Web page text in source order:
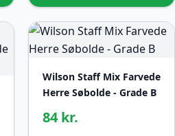
Wilson Staff Mix Farvede
Herre Søbolde - Grade B
84 kr.